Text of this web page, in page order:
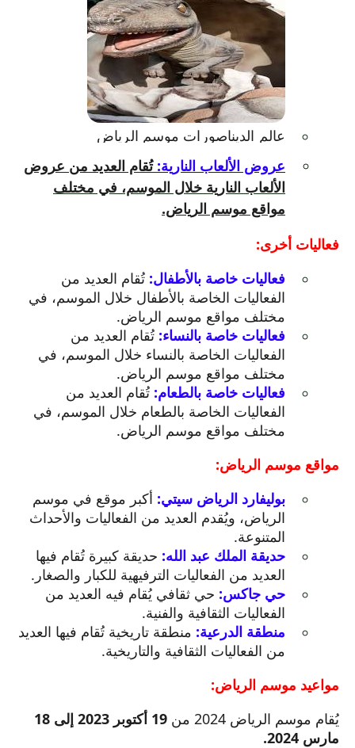
في
نافذة
عالم الديناصورات موسم الرياض
عروض الألعاب النارية: تُقام العديد من عروض
الألعاب النارية خلال الموسم، في مختلف
مواقع موسم الرياض.
فعاليات أخرى:
فعاليات خاصة بالأطفال: تُقام العديد من
الفعاليات الخاصة بالأطفال خلال الموسم، في
مختلف مواقع موسم الرياض.
فعاليات خاصة بالنساء: تُقام العديد من
الفعاليات الخاصة بالنساء خلال الموسم، في
مختلف مواقع موسم الرياض.
فعاليات خاصة بالطعام: تُقام العديد من
الفعاليات الخاصة بالطعام خلال الموسم، في
مختلف مواقع موسم الرياض.
مواقع موسم الرياض:
بوليفارد الرياض سيتي: أكبر موقع في موسم
الرياض، ويُقدم العديد من الفعاليات والأحداث
المتنوعة.
حديقة الملك عبد الله: حديقة كبيرة تُقام فيها
العديد من الفعاليات الترفيهية للكبار والصغار.
حي جاكس: حي ثقافي يُقام فيه العديد من
الفعاليات الثقافية والفنية.
منطقة الدرعية: منطقة تاريخية تُقام فيها العديد
من الفعاليات الثقافية والتاريخية.
مواعيد موسم الرياض:
يُقام موسم الرياض 2024 من
19 أكتوبر 2023 إلى 18
مارس 2024.